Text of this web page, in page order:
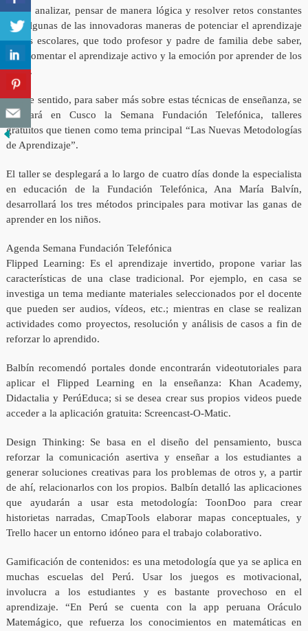
Jugar, analizar, pensar de manera lógica y resolver retos constantes
son algunas de las innovadoras maneras de potenciar el aprendizaje
de los escolares, que todo profesor y padre de familia debe saber,
para fomentar el aprendizaje activo y la emoción por aprender de los
niños.
En ese sentido, para saber más sobre estas técnicas de enseñanza, se
realizará en Cusco la Semana Fundación Telefónica, talleres
gratuitos que tienen como tema principal “Las Nuevas Metodologías
de Aprendizaje”.
El taller se desplegará a lo largo de cuatro días donde la especialista
en educación de la Fundación Telefónica, Ana María Balvín,
desarrollará los tres métodos principales para motivar las ganas de
aprender en los niños.
Agenda Semana Fundación Telefónica
Flipped Learning: Es el aprendizaje invertido, propone variar las
características de una clase tradicional. Por ejemplo, en casa se
investiga un tema mediante materiales seleccionados por el docente
que pueden ser audios, vídeos, etc.; mientras en clase se realizan
actividades como proyectos, resolución y análisis de casos a fin de
reforzar lo aprendido.
Balbín recomendó portales donde encontrarán videotutoriales para
aplicar el Flipped Learning en la enseñanza: Khan Academy,
Didactalia y PerúEduca; si se desea crear sus propios videos puede
acceder a la aplicación gratuita: Screencast-O-Matic.
Design Thinking: Se basa en el diseño del pensamiento, busca
reforzar la comunicación asertiva y enseñar a los estudiantes a
generar soluciones creativas para los problemas de otros y, a partir
de ahí, relacionarlos con los propios. Balbín detalló las aplicaciones
que ayudarán a usar esta metodología: ToonDoo para crear
historietas narradas, CmapTools elaborar mapas conceptuales, y
Trello hacer un entorno idóneo para el trabajo colaborativo.
Gamificación de contenidos: es una metodología que ya se aplica en
muchas escuelas del Perú. Usar los juegos es motivacional,
involucra a los estudiantes y es bastante provechoso en el
aprendizaje. “En Perú se cuenta con la app peruana Oráculo
Matemágico, que refuerza los conocimientos en matemáticas en